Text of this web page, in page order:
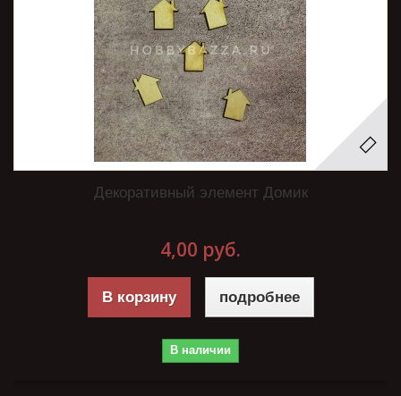
Декоративный элемент Домик
4,00 руб.
В корзину подробнее
В наличии